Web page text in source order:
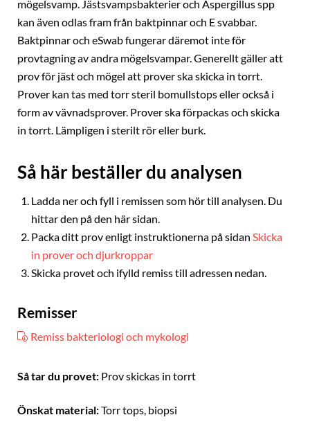
mögelsvamp. Jästsvampsbakterier och Aspergillus spp
kan även odlas fram från baktpinnar och E svabbar.
Baktpinnar och eSwab fungerar däremot inte för
provtagning av andra mögelsvampar. Generellt gäller att
prov för jäst och mögel att prover ska skicka in torrt.
Prover kan tas med torr steril bomullstops eller också i
form av vävnadsprover. Prover ska förpackas och skicka
in torrt. Lämpligen i sterilt rör eller burk.
Så här beställer du analysen
Ladda ner och fyll i remissen som hör till analysen. Du
hittar den på den här sidan.
Packa ditt prov enligt instruktionerna på sidan Skicka
in prover och djurkroppar
Skicka provet och ifylld remiss till adressen nedan.
Remisser
Remiss bakteriologi och mykologi
Så tar du provet: Prov skickas in torrt
Önskat material:Torr tops, biopsi